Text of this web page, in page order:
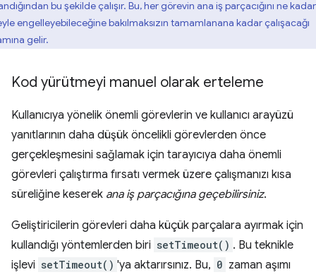
bu şekilde çalışır. Bu, her görevin ana iş parçacığını ne kadar
engelleyebileceğine bakılmaksızın tamamlanana kadar çalışacağı
gelir.
Kod yürütmeyi manuel olarak erteleme
Kullanıcıya yönelik önemli görevlerin ve kullanıcı arayüzü
yanıtlarının daha düşük öncelikli görevlerden önce
gerçekleşmesini sağlamak için tarayıcıya daha önemli
görevleri çalıştırma fırsatı vermek üzere çalışmanızı kısa
süreliğine keserek ana iş parçacığına geçebilirsiniz.
Geliştiricilerin görevleri daha küçük parçalara ayırmak için
kullandığı yöntemlerden biri setTimeout() . Bu teknikle
işlevi setTimeout() 'ya aktarırsınız. Bu, 0 zaman aşımı